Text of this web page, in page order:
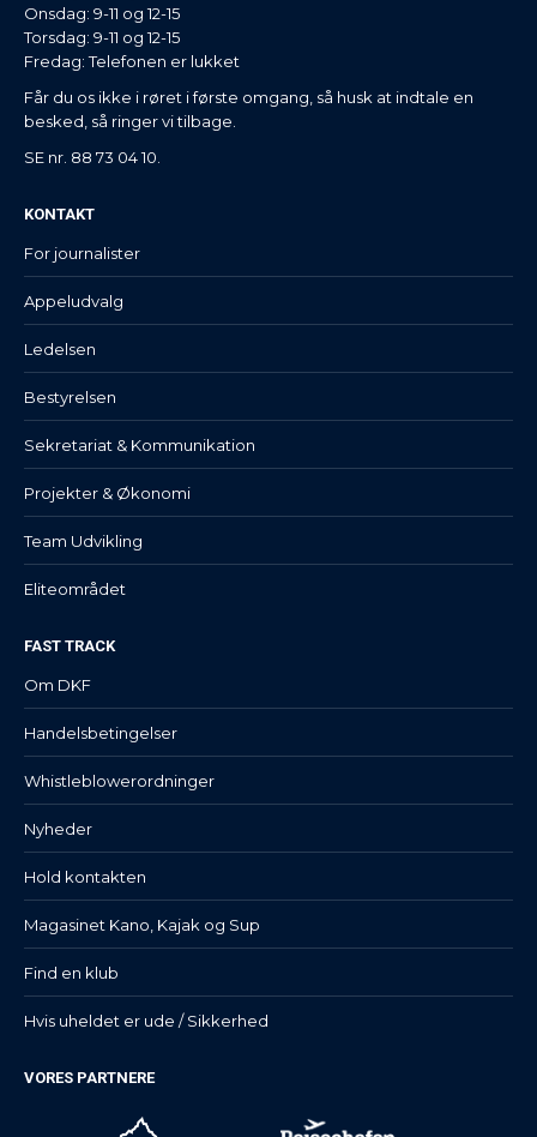
Onsdag: 9-11 og 12-15
Torsdag: 9-11 og 12-15
Fredag: Telefonen er lukket
Får du os ikke i røret i første omgang, så husk at indtale en
besked, så ringer vi tilbage.
SE nr. 88 73 04 10.
KONTAKT
For journalister
Appeludvalg
Ledelsen
Bestyrelsen
Sekretariat & Kommunikation
Projekter & Økonomi
Team Udvikling
Eliteområdet
FAST TRACK
Om DKF
Handelsbetingelser
Whistleblowerordninger
Nyheder
Hold kontakten
Magasinet Kano, Kajak og Sup
Find en klub
Hvis uheldet er ude / Sikkerhed
VORES PARTNERE